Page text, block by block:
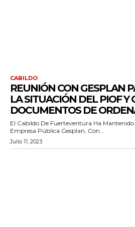
CABILDO
REUNIÓN CON GESPLAN
LA SITUACIÓN DEL PIOF Y
DOCUMENTOS DE
El Cabildo De Fuerteventura Ha
Empresa Pública Gesplan, Con...
Julio 11, 2023